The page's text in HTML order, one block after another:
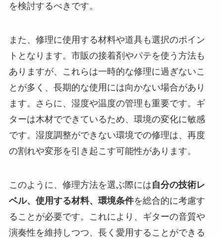
を検討するべきです。
また、修理に使用する材料や道具も選択のポイン
トとなります。市販の接着剤やパテを使う方法も
ありますが、これらは一時的な修理に過ぎないこ
とが多く、長期的な使用には向かない場合があり
ます。さらに、湿度や温度の管理も重要です。ギ
ターは木材でできているため、環境の変化に敏感
です。湿度調整ができない環境での修理は、再度
の割れや変形を引き起こす可能性があります。
このように、修理方法を選ぶ際には自分の技術レ
ベル、使用する材料、環境条件を総合的に考慮す
ることが必要です。これにより、ギターの音質や
演奏性を維持しつつ、長く愛用することができる